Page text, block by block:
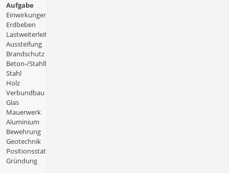
Aufgabe
Einwirkungen
Erdbeben
Lastweiterleitung
Aussteifung
Brandschutz
Beton-/Stahlbeton
Stahl
Holz
Verbundbau
Glas
Mauerwerk
Aluminium
Bewehrung
Geotechnik
Positionsstatik
Gründung